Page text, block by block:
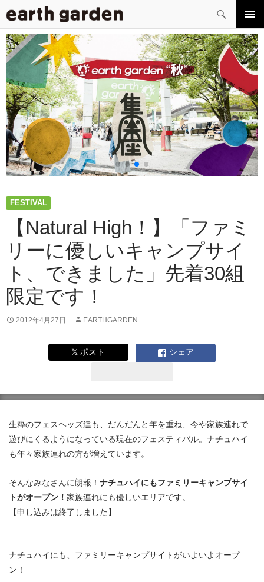
索
メイン
メニュ
ー
コ
ン
テ
ン
へ
ス
キ
ッ
プ
FESTIVAL
【Natural High！】「ファミ
リーに優しいキャンプサイ
ト、できました」先着30組
限定です！
2012年4月27日 EARTHGARDEN
𝕏 ポスト シェア
生粋のフェスヘッズ達も、だんだんと年を重ね、今や家族連れで
遊びにくるようになっている現在のフェスティバル。ナチュハイ
も年々家族連れの方が増えています。
そんなみなさんに朗報！ ナチュハイにもファミリーキャンプサイ
トがオープン！ 家族連れにも優しいエリアです。
【申し込みは終了しました】
ナチュハイにも、ファミリーキャンプサイトがいよいよオープ
ン！